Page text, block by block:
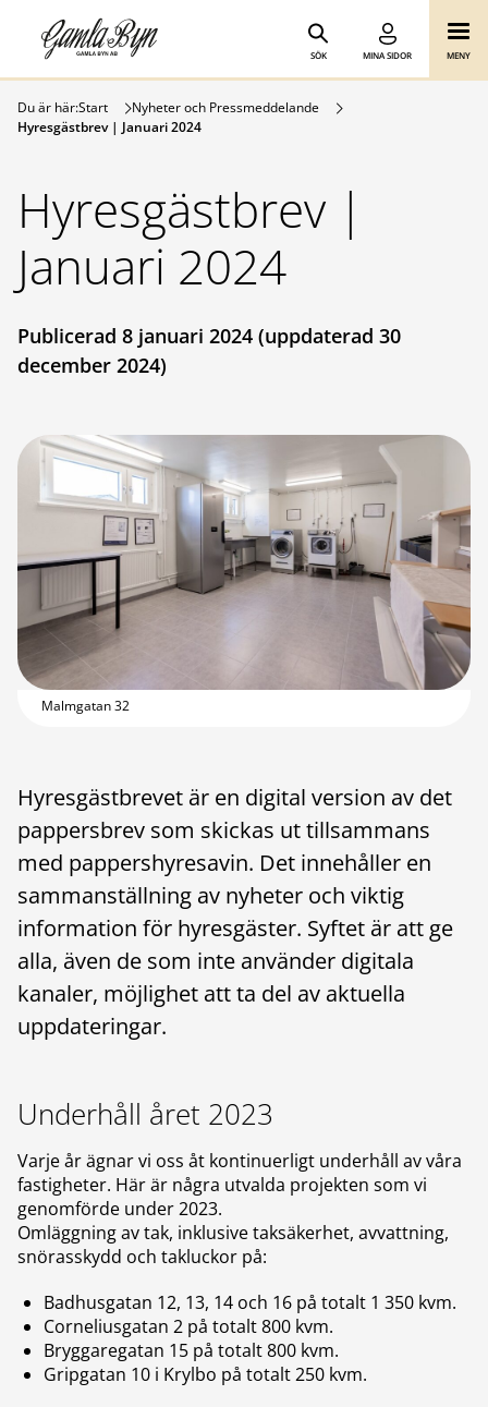
Hoppa till innehåll
Gamla Byn AB
SÖK MINA SIDOR MENY
Du är här:Start
Nyheter och Pressmeddelande
Hyresgästbrev | Januari 2024
Hyresgästbrev |
Januari 2024
Publicerad 8 januari 2024 (uppdaterad 30
december 2024)
Malmgatan 32
Hyresgästbrevet är en digital version av det
pappersbrev som skickas ut tillsammans
med pappershyresavin. Det innehåller en
sammanställning av nyheter och viktig
information för hyresgäster. Syftet är att ge
alla, även de som inte använder digitala
kanaler, möjlighet att ta del av aktuella
uppdateringar.
Underhåll året 2023
Varje år ägnar vi oss åt kontinuerligt underhåll av våra
fastigheter. Här är några utvalda projekten som vi
genomförde under 2023.
Omläggning av tak, inklusive taksäkerhet, avvattning,
snörasskydd och takluckor på:
Badhusgatan 12, 13, 14 och 16 på totalt 1 350 kvm.
Corneliusgatan 2 på totalt 800 kvm.
Bryggaregatan 15 på totalt 800 kvm.
Gripgatan 10 i Krylbo på totalt 250 kvm.